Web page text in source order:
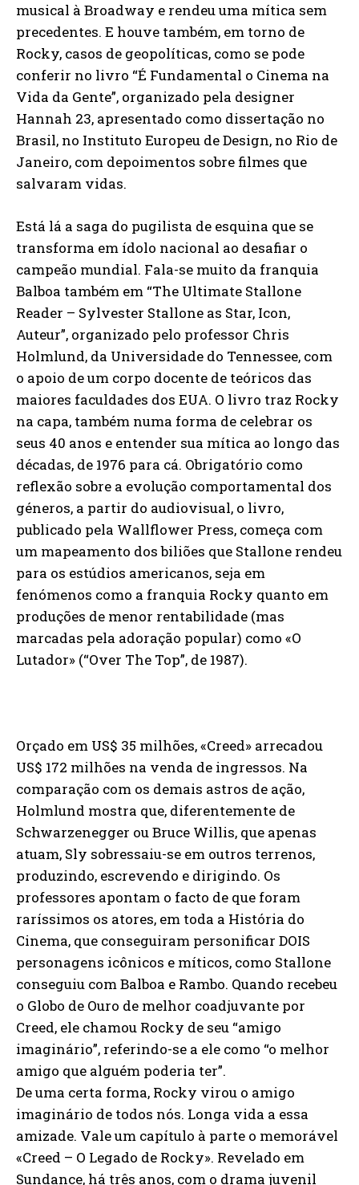
musical à Broadway e rendeu uma mítica sem
precedentes. E houve também, em torno de
Rocky, casos de geopolíticas, como se pode
conferir no livro “É Fundamental o Cinema na
Vida da Gente”, organizado pela designer
Hannah 23, apresentado como dissertação no
Brasil, no Instituto Europeu de Design, no Rio de
Janeiro, com depoimentos sobre filmes que
salvaram vidas.
Está lá a saga do pugilista de esquina que se
transforma em ídolo nacional ao desafiar o
campeão mundial. Fala-se muito da franquia
Balboa também em “The Ultimate Stallone
Reader – Sylvester Stallone as Star, Icon,
Auteur”, organizado pelo professor Chris
Holmlund, da Universidade do Tennessee, com
o apoio de um corpo docente de teóricos das
maiores faculdades dos EUA. O livro traz Rocky
na capa, também numa forma de celebrar os
seus 40 anos e entender sua mítica ao longo das
décadas, de 1976 para cá. Obrigatório como
reflexão sobre a evolução comportamental dos
géneros, a partir do audiovisual, o livro,
publicado pela Wallflower Press, começa com
um mapeamento dos biliões que Stallone rendeu
para os estúdios americanos, seja em
fenómenos como a franquia Rocky quanto em
produções de menor rentabilidade (mas
marcadas pela adoração popular) como «O
Lutador» (“Over The Top”, de 1987).
Orçado em US$ 35 milhões, «Creed» arrecadou
US$ 172 milhões na venda de ingressos. Na
comparação com os demais astros de ação,
Holmlund mostra que, diferentemente de
Schwarzenegger ou Bruce Willis, que apenas
atuam, Sly sobressaiu-se em outros terrenos,
produzindo, escrevendo e dirigindo. Os
professores apontam o facto de que foram
raríssimos os atores, em toda a História do
Cinema, que conseguiram personificar DOIS
personagens icônicos e míticos, como Stallone
conseguiu com Balboa e Rambo. Quando recebeu
o Globo de Ouro de melhor coadjuvante por
Creed, ele chamou Rocky de seu “amigo
imaginário”, referindo-se a ele como “o melhor
amigo que alguém poderia ter”.
De uma certa forma, Rocky virou o amigo
imaginário de todos nós. Longa vida a essa
amizade. Vale um capítulo à parte o memorável
«Creed – O Legado de Rocky». Revelado em
Sundance, há três anos, com o drama juvenil